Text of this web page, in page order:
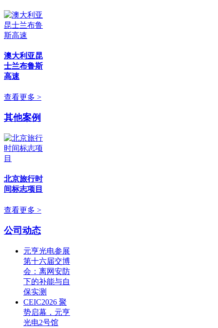
澳大利亚昆
士兰布鲁斯
高速
查看更多 >
其他案例
北京旅行时
间标志项目
查看更多 >
公司动态
元亨光电参展
第十六届交博
会：离网安防
下的补能与自
保实测
CEIC2026 聚
势启幕，元亨
光电2号馆